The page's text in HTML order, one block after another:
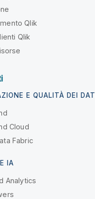
Qlik
Qlik
E QUALITÀ DEI DATI
Cloud
Fabric
IA
Analytics